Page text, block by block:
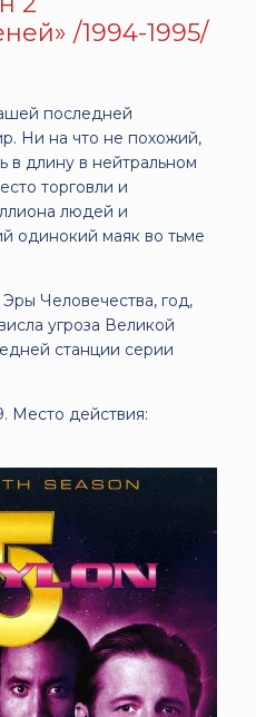
/1994-1995/
последней
Ни на что не похожий,
в длину в нейтральном
торговли и
людей и
одинокий маяк во тьме
Человечества, год,
угроза Великой
станции серии
Место действия: